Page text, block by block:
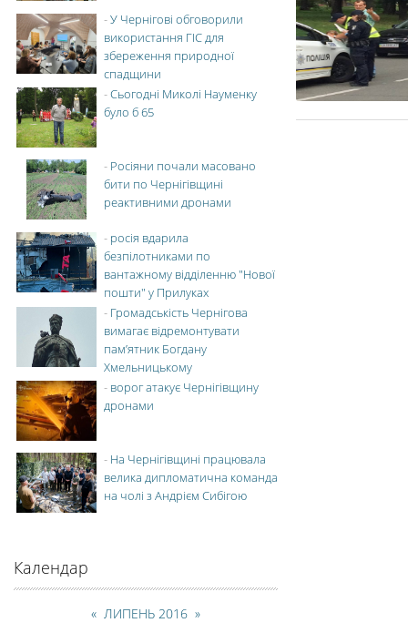
-У Чернігові обговорили
використання ГІС для
збереження природної
спадщини
-Сьогодні Миколі Науменку
було б 65
- Росіяни почали масовано
бити по Чернігівщині
реактивними дронами
- росія вдарила
безпілотниками по
вантажному відділенню "Нової
пошти" у Прилуках
- Громадськість Чернігова
вимагає відремонтувати
пам’ятник Богдану
Хмельницькому
- ворог атакує Чернігівщину
дронами
- На Чернігівщині працювала
велика дипломатична команда
на чолі з Андрієм Сибігою
Календар
« ЛИПЕНЬ 2016 »